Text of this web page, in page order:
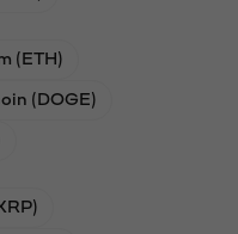
(ETH)
(DOGE)